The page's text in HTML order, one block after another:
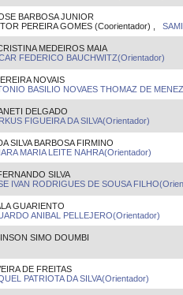
BARBOSA JUNIOR
PEREIRA GOMES (Coorientador) ,
MEDEIROS MAIA
FEDERICO BAUCHWITZ(Orientador)
NOVAIS
BASILIO NOVAES THOMAZ DE
DELGADO
FIGUEIRA DA SILVA(Orientador)
SILVA BARBOSA FIRMINO
MARIA LEITE NAHRA(Orientador)
SILVA
IVAN RODRIGUES DE SOUSA
GUARIENTO
ANIBAL PELLEJERO(Orientador)
SIMO DOUMBI
DE FREITAS
PATRIOTA DA SILVA(Orientador)